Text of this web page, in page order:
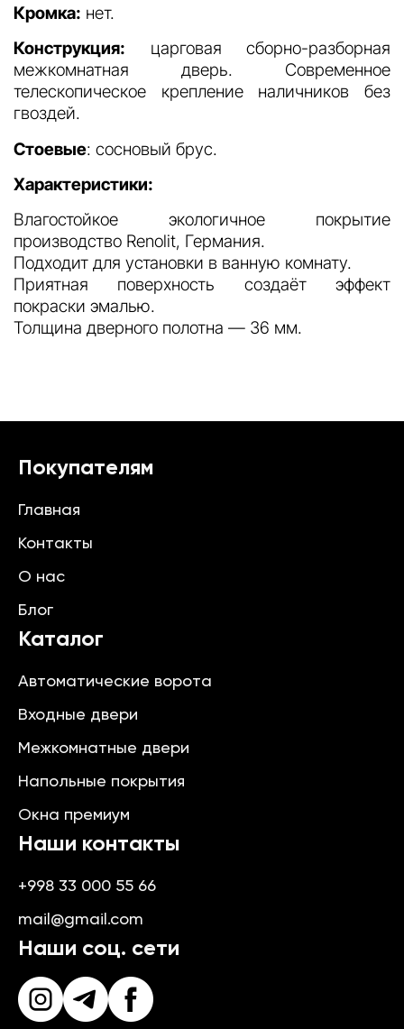
Кромка: нет.
Конструкция: царговая сборно-разборная
межкомнатная дверь. Современное
телескопическое крепление наличников без
гвоздей.
Стоевые: сосновый брус.
Характеристики:
Влагостойкое экологичное покрытие
производство Renolit, Германия.
Подходит для установки в ванную комнату.
Приятная поверхность создаёт эффект
покраски эмалью.
Толщина дверного полотна — 36 мм.
Покупателям
Главная
Контакты
О нас
Блог
Каталог
Автоматические ворота
Входные двери
Межкомнатные двери
Напольные покрытия
Окна премиум
Наши контакты
+998 33 000 55 66
mail@gmail.com
Наши соц. сети